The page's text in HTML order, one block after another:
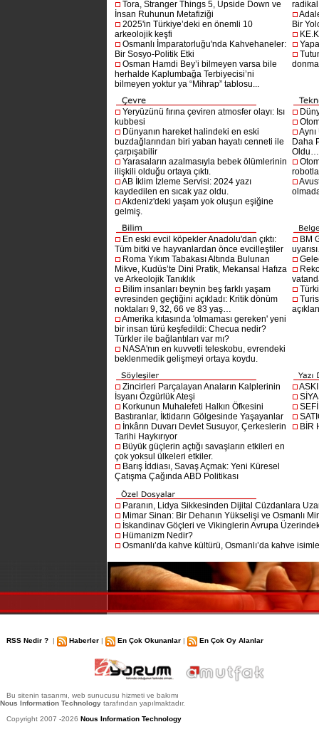
Tora, Stranger Things 5, Upside Down ve
İnsan Ruhunun Metafiziği
2025'in Türkiye’deki en önemli 10
arkeolojik keşfi
Osmanlı İmparatorluğu'nda Kahvehaneler:
Bir Sosyo-Politik Etki
Osman Hamdi Bey’i bilmeyen varsa bile
herhalde Kaplumbağa Terbiyecisi’ni
bilmeyen yoktur ya “Mihrap” tablosu...
Bir
Yeryüzünü fırına çeviren atmosfer olayı: Isı
kubbesi
Dünyanın hareket halindeki en eski
buzdağlarından biri yaban hayatı cenneti ile
çarpışabilir
Yarasaların azalmasıyla bebek ölümlerinin
ilişkili olduğu ortaya çıktı.
AB İklim İzleme Servisi: 2024 yazı
kaydedilen en sıcak yaz oldu.
Akdeniz'deki yaşam yok oluşun eşiğine
gelmiş.
Daha
Oldu…
En eski evcil köpekler Anadolu'dan çıktı:
Tüm bitki ve hayvanlardan önce evcilleştiler
Roma Yıkım Tabakası Altında Bulunan
Mikve, Kudüs’te Dini Pratik, Mekansal Hafıza
ve Arkeolojik Tanıklık
Bilim insanları beynin beş farklı yaşam
evresinden geçtiğini açıkladı: Kritik dönüm
noktaları 9, 32, 66 ve 83 yaş…
Amerika kıtasında 'olmaması gereken' yeni
bir insan türü keşfedildi: Checua nedir?
Türkler ile bağlantıları var mı?
NASA'nın en kuvvetli teleskobu, evrendeki
beklenmedik gelişmeyi ortaya koydu.
BM
Zincirleri Parçalayan Anaların Kalplerinin
İsyanı Özgürlük Ateşi
Korkunun Muhalefeti Halkın Öfkesini
Bastıranlar, İktidarın Gölgesinde Yaşayanlar
İnkârın Duvarı Devlet Susuyor, Çerkeslerin
Tarihi Haykırıyor
Büyük güçlerin açtığı savaşların etkileri en
çok yoksul ülkeleri etkiler.
Barış İddiası, Savaş Açmak: Yeni Küresel
Çatışma Çağında ABD Politikası
BİR
Paranın, Lidya Sikkesinden Dijital Cüzdanlara
Mimar Sinan: Bir Dehanın Yükselişi ve Osmanlı
İskandinav Göçleri ve Vikinglerin Avrupa
Hümanizm Nedir?
Osmanlı’da kahve kültürü, Osmanlı’da kahve
RSS Nedir ? | Haberler | En Çok Okunanlar | En Çok Oy Alanlar
Bu sitenin tasarımı, web sunucusu hizmeti ve bakımı
Nous Information Technology tarafından yapılmaktadır.
Copyright 2007 -2026 Nous Information Technology